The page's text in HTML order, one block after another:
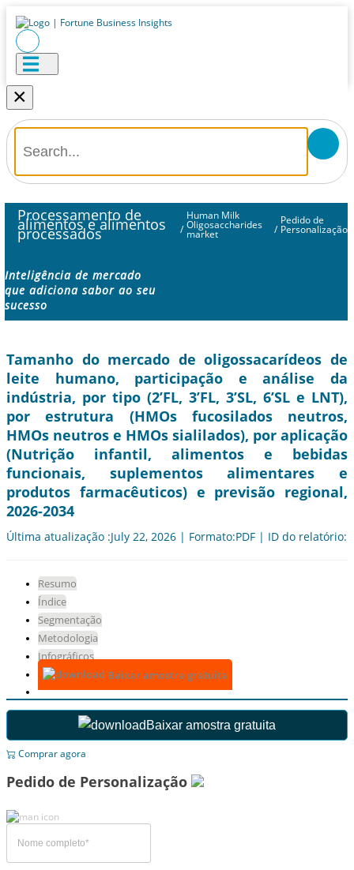
×
Processamento de
alimentos e alimentos
processados /
Human Milk
Oligosaccharides
market /
Pedido de
Personalização
Inteligência de mercado
que adiciona sabor ao seu
sucesso
Tamanho do mercado de oligossacarídeos de
leite humano, participação e análise da
indústria, por tipo (2’FL, 3’FL, 3’SL, 6’SL e LNT),
por estrutura (HMOs fucosilados neutros,
HMOs neutros e HMOs sialilados), por aplicação
(Nutrição infantil, alimentos e bebidas
funcionais, suplementos alimentares e
produtos farmacêuticos) e previsão regional,
2026-2034
Última atualização :July 22, 2026 | Formato:PDF | ID do relatório:
Resumo
Índice
Segmentação
Metodologia
Infográficos
Baixar amostra gratuita
Baixar amostra gratuita
Comprar agora
Pedido de Personalização